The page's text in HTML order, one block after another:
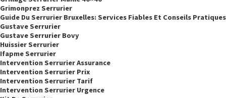
Grimonprez Serrurier
Guide Du Serrurier Bruxelles: Services Fiables Et Conseils Pratiques
Gustave Serrurier
Gustave Serrurier Bovy
Huissier Serrurier
Ifapme Serrurier
Intervention Serrurier Assurance
Intervention Serrurier Prix
Intervention Serrurier Tarif
Intervention Serrurier Urgence